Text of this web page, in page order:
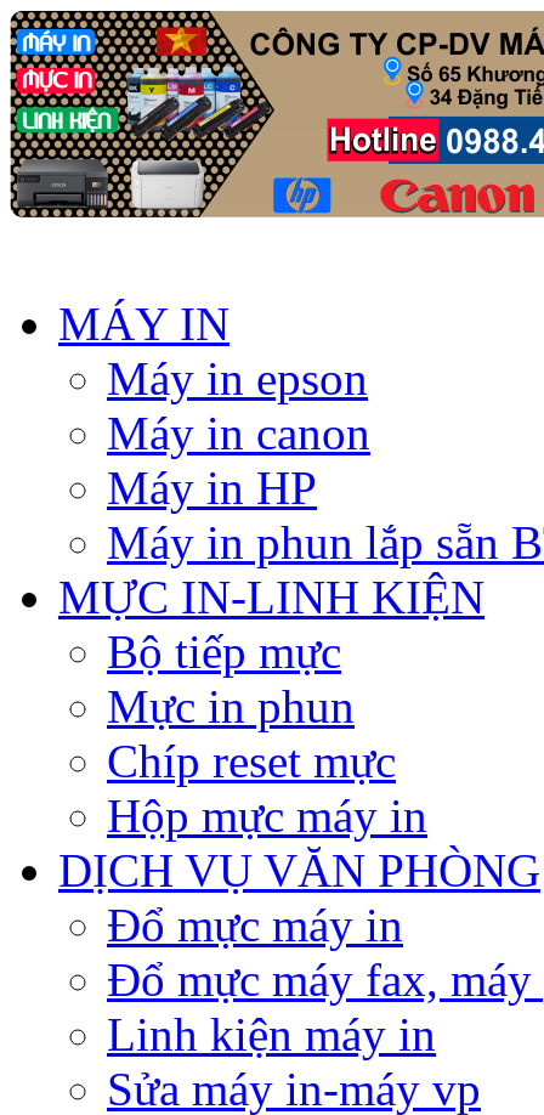
MÁY IN
Máy in epson
Máy in canon
Máy in HP
Máy in phun lắp sẵn
MỰC IN-LINH KIỆN
Bộ tiếp mực
Mực in phun
Chíp reset mực
Hộp mực máy in
DỊCH VỤ VĂN PHÒNG
Đổ mực máy in
Đổ mực máy fax, máy
Linh kiện máy in
Sửa máy in-máy vp